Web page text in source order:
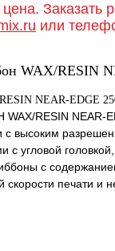
В
К
или
WAX/RESIN
NEAR-EDGE
RESIN NEAR-
с высоким
с угловой
с
печати и